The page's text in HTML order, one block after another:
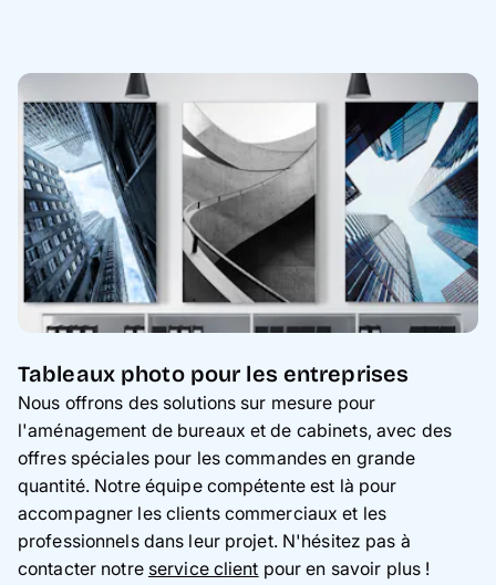
Tableaux photo pour les entreprises
Nous offrons des solutions sur mesure pour
l'aménagement de bureaux et de cabinets, avec des
offres spéciales pour les commandes en grande
quantité. Notre équipe compétente est là pour
accompagner les clients commerciaux et les
professionnels dans leur projet. N'hésitez pas à
contacter notre service client pour en savoir plus !